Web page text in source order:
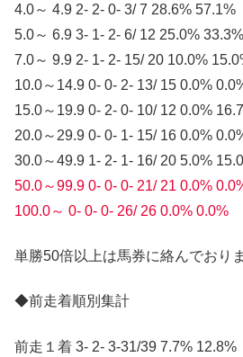
4.0～ 4.9 2- 2- 0- 3/ 7 28.6% 57.1%
5.0～ 6.9 3- 1- 2- 6/ 12 25.0% 33.3%
7.0～ 9.9 2- 1- 2- 15/ 20 10.0%
10.0～14.9 0- 0- 2- 13/ 15 0.0%
15.0～19.9 0- 2- 0- 10/ 12 0.0%
20.0～29.9 0- 0- 1- 15/ 16 0.0%
30.0～49.9 1- 2- 1- 16/ 20 5.0%
50.0～99.9 0- 0- 0- 21/ 21 0.0%
100.0～ 0- 0- 0- 26/ 26 0.0% 0.0%
単勝50倍以上は馬券に絡んでおり
◆前走着順別集計
前走１着 3- 2- 3-31/39 7.7% 12.8%